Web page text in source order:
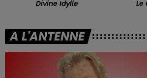
Divine Idylle Le
A L'ANTENNE